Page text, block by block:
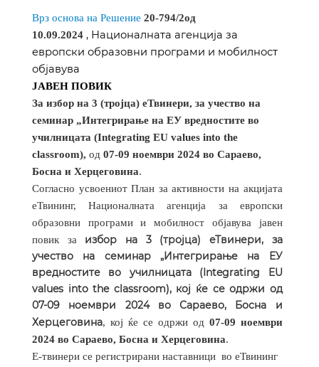
Врз основа на Решение 20-794/2од
10.09.2024 , Националната агенција за
европски образовни програми и мобилност
објавува
ЈАВЕН ПОВИК
За избор на 3 (тројца) еТвинери, за учество на
семинар „Интегрирање на ЕУ вредностите во
училницата (Integrating EU values into the
classroom), од 07-09 ноември 2024 во Сараево,
Босна и Херцеговина.
Согласно усвоениот План за активности на акцијата
еТвининг, Националната агенција за европски
образовни програми и мобилност објавува јавен
повик за избор на 3 (тројца) еТвинери, за
учество на семинар „Интегрирање на ЕУ
вредностите во училницата (Integrating EU
values into the classroom), кој ќе се одржи од
07-09 ноември 2024 во Сараево, Босна и
Херцеговина, кој ќе се одржи од 07-09 ноември
2024 во Сараево, Босна и Херцеговина.
Е-твинери се регистрирани наставници во еТвининг